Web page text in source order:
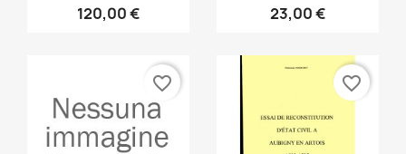
120,00 € 23,00 €
favorite_border favorite_border